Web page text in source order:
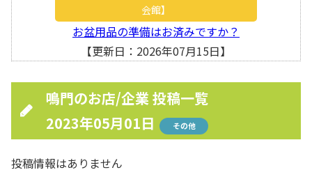
会館】
お盆用品の準備はお済みですか？
【更新日：2026年07月15日】
鳴門のお店/企業 投稿一覧
2023年05月01日
その他
投稿情報はありません